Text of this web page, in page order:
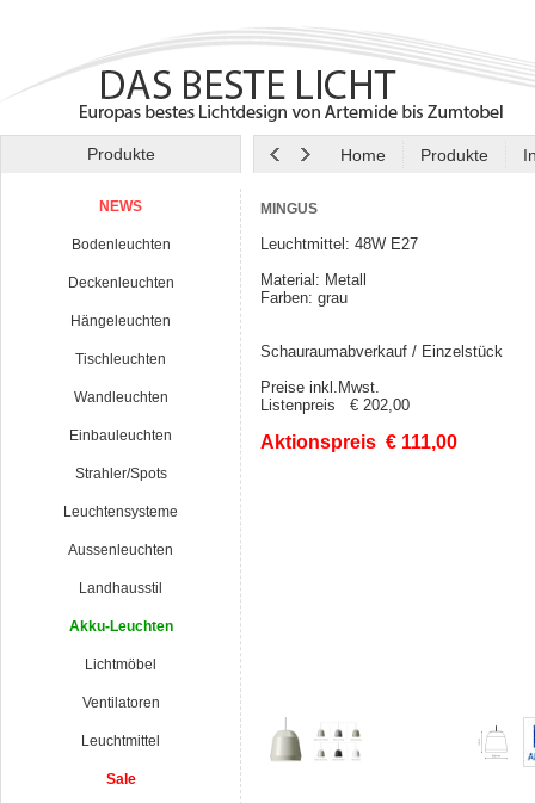
Produkte Home Produkte
NEWS
Bodenleuchten
Deckenleuchten
Hängeleuchten
Tischleuchten
Wandleuchten
Einbauleuchten
Strahler/Spots
Leuchtensysteme
Aussenleuchten
Landhausstil
Akku-Leuchten
Lichtmöbel
Ventilatoren
Leuchtmittel
Sale
MINGUS
Leuchtmittel: 48W E27
Material: Metall
Farben: grau
Schauraumabverkauf / Einzelstück
Preise inkl.Mwst.
Listenpreis € 202,00
Aktionspreis € 111,00